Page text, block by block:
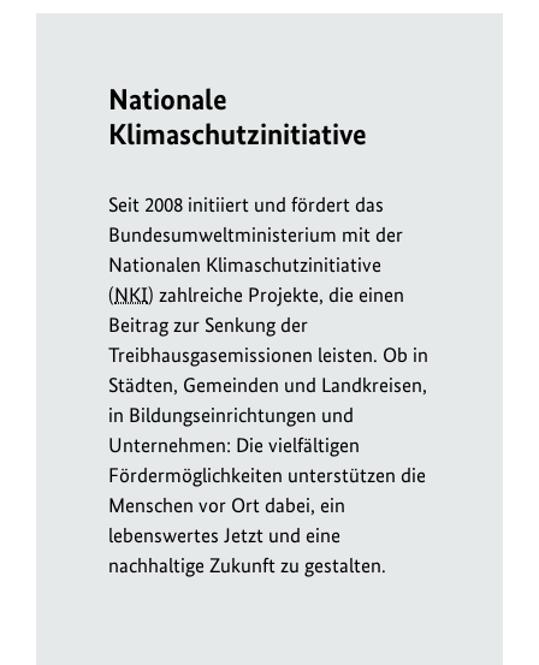
Nationale
Klimaschutzinitiative
Seit 2008 initiiert und fördert das
Bundesumweltministerium mit der
Nationalen Klimaschutzinitiative
(NKI) zahlreiche Projekte, die einen
Beitrag zur Senkung der
Treibhausgasemissionen leisten. Ob in
Städten, Gemeinden und Landkreisen,
in Bildungseinrichtungen und
Unternehmen: Die vielfältigen
Fördermöglichkeiten unterstützen die
Menschen vor Ort dabei, ein
lebenswertes Jetzt und eine
nachhaltige Zukunft zu gestalten.